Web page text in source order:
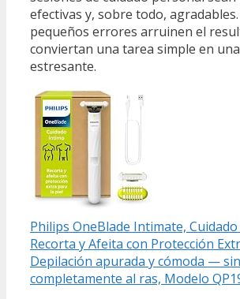
efectivas y, sobre todo,
pequeños errores arruinen el
conviertan una tarea simple en
estresante.
Philips OneBlade Intimate,
Recorta y Afeita con Protección
Depilación apurada y cómoda —
completamente al ras, Modelo